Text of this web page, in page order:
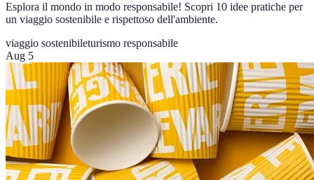
Esplora il mondo in modo responsabile! Scopri 10 idee pratiche per
un viaggio sostenibile e rispettoso dell'ambiente.
viaggio sostenibileturismo responsabile
Aug 5